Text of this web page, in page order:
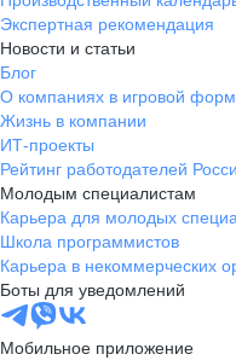
Экспертная рекомендация
Новости и статьи
Блог
О компаниях в игровой
Жизнь в компании
ИТ-проекты
Рейтинг работодателей
Молодым специалистам
Карьера для молодых
Школа программистов
Карьера в некоммерческих
Боты для уведомлений
Мобильное приложение